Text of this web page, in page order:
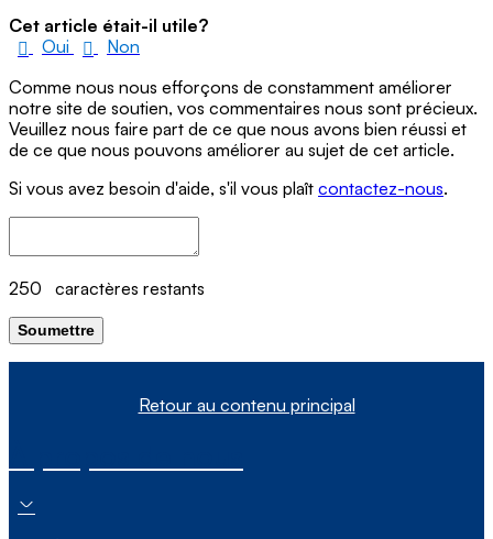
Cet article était-il utile?
Oui
Non
Comme nous nous efforçons de constamment améliorer
notre site de soutien, vos commentaires nous sont précieux.
Veuillez nous faire part de ce que nous avons bien réussi et
de ce que nous pouvons améliorer au sujet de cet article.
Si vous avez besoin d'aide, s'il vous plaît contactez-nous.
250 caractères restants
Soumettre
Retour au contenu principal